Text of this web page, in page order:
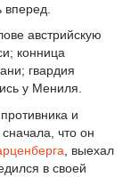
австрийскую
конница
гвардия
у Мениля.
и
что он
, выехал
в своей